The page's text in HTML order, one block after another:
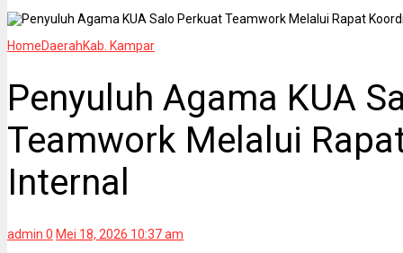
HomeDaerahKab. Kampar
Penyuluh Agama KUA
Teamwork Melalui
Internal
admin 0 Mei 18, 2026 10:37 am